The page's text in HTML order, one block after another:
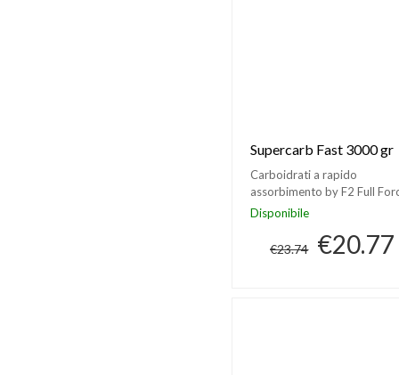
Supercarb Fast 3000 gr
Carboidrati a rapido
assorbimento by F2 Full
Disponibile
€23.74 €20.77